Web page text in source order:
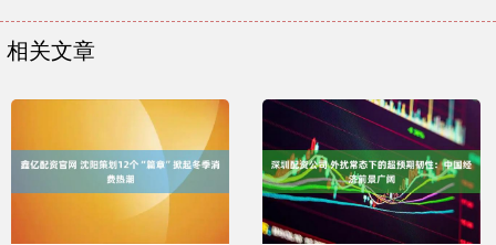
相关文章